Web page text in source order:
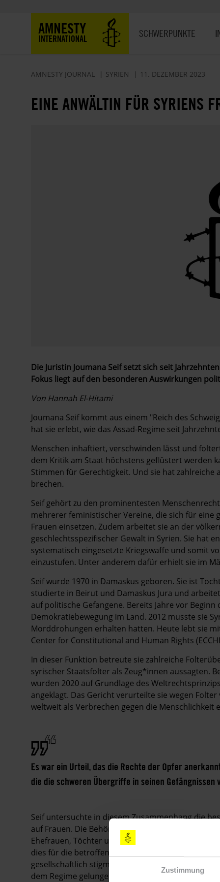
Zustimmung
AMNESTY
INTERNATIONAL SCHWERPUNKTE
AMNESTY JOURNAL SYRIEN 11. DEZEMBER 2023
EINE ANWÄLTIN FÜR SYRIENS
Die Juristin Joumana Seif setzt sich seit
Fokus liegt auf den besonderen Auswirkungen
Von Hannah El-Hitami
Joumana Seif kommt aus einem "Reich des
hat sie erlebt, wie das Assad-Regime seit
Menschen inhaftiert, verschwinden lässt und
dem Kritik am Staat höchstens geflüstert werden
Stimmen für Gerechtigkeit. Und sie hat
brechen.
Seif gehört zu den prominentesten
mehrerer feministischer Vereine, die sich für
Frauen einsetzen. Zudem arbeitet sie an der
geschlechtsspezifischer Gewalt in Syrien. Sie hat
systematisch eingesetzte Kriegswaffe und somit
einzustufen. Unter anderem dafür erhielt sie im
Seif wurde 1970 in Damaskus geboren. Sie ist
studierte in Beirut und Damaskus Jura und
auf politische Gefangene. Bereits Jahre vor
Demokratiebewegung im Land. 2012 musste sie
Morddrohungen erhalten hatten. Heute lebt sie
Center for Constitutional and ­Human Rights
In dieser Funktion betreute sie zahlreiche
syrischer Staatsfolter als Zeug*innen aussagten.
wurden 2020 auf Grundlage des
angeklagt. Das Gericht verurteilte sie wegen
weltweit als Verbrechen gegen die Menschlichkeit
Es war ein Urteil, das die Rechte der Opfer
die die schweren Übergriffe in seinen
Seif untersuchte in diesem Zusammenhang die
auf Frauen. Die Behörden verhafteten
Ehefrauen, Töchter und Schwestern von Männern,
dies für die betroffenen Frauen bedeutete, sagte
gesellschaftlich stigmatisiert, weil alle annehmen,
dem Regime gelungen, die Gesellschaft zu